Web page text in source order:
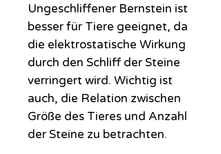
Ungeschliffener Bernstein ist
besser für Tiere geeignet, da
die elektrostatische Wirkung
durch den Schliff der Steine
verringert wird. Wichtig ist
auch, die Relation zwischen
Größe des Tieres und Anzahl
der Steine zu betrachten.